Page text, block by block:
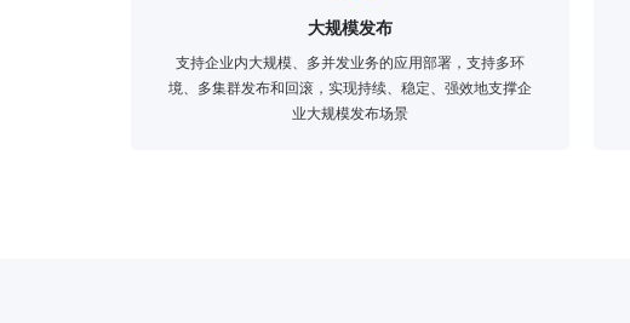
大规模发布
支持企业内大规模、多并发业务的应用部署，支持多环
境、多集群发布和回滚，实现持续、稳定、强效地支撑企
业大规模发布场景